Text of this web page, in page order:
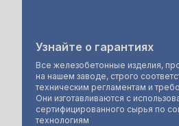
Узнайте о гарантиях
Все железобетонные изделия,
на нашем заводе, строго
техническим регламентам и
Они изготавливаются с
сертифицированного сырья по
технологиям